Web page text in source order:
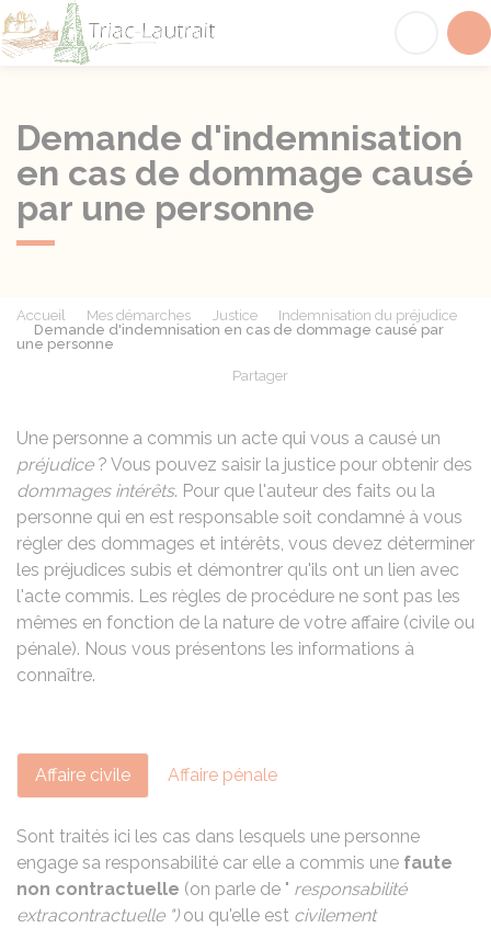
Demande d'indemnisation
en cas de dommage causé
par une personne
Accueil Mes démarches Justice
Indemnisation du préjudice
Demande d'indemnisation en cas de dommage causé par
une personne
Partager
Une personne a commis un acte qui vous a causé un
préjudice? Vous pouvez saisir la justice pour obtenir des
dommages intérêts. Pour que l'auteur des faits ou la
personne qui en est responsable soit condamné à vous
régler des dommages et intérêts, vous devez déterminer
les préjudices subis et démontrer qu'ils ont un lien avec
l'acte commis. Les règles de procédure ne sont pas les
mêmes en fonction de la nature de votre affaire (civile ou
pénale). Nous vous présentons les informations à
connaître.
Affaire civile Affaire pénale
Sont traités ici les cas dans lesquels une personne
engage sa responsabilité car elle a commis une faute
non contractuelle (on parle de " responsabilité
extracontractuelle ") ou qu'elle est civilement